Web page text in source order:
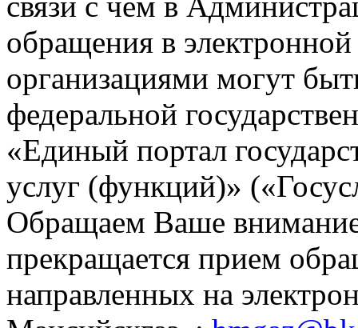
обращения в
организациями могут
федеральной
«Единый портал
услуг (функций)»
Обращаем Ваше
прекращается прием
направленных на